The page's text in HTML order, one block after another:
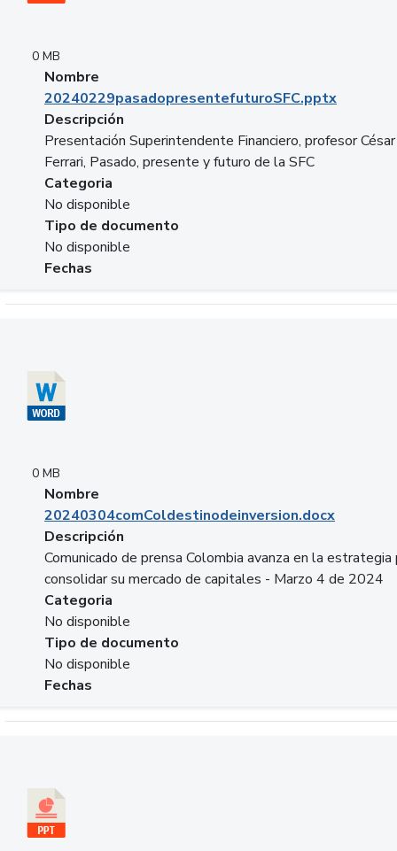
0 MB
Nombre
20240229pasadopresentefuturoSFC.pptx
Descripción
Presentación Superintendente Financiero, profesor César
Ferrari, Pasado, presente y futuro de la SFC
Categoria
No disponible
Tipo de documento
No disponible
Fechas
0 MB
Nombre
20240304comColdestinodeinversion.docx
Descripción
Comunicado de prensa Colombia avanza en la estrategia
consolidar su mercado de capitales - Marzo 4 de 2024
Categoria
No disponible
Tipo de documento
No disponible
Fechas